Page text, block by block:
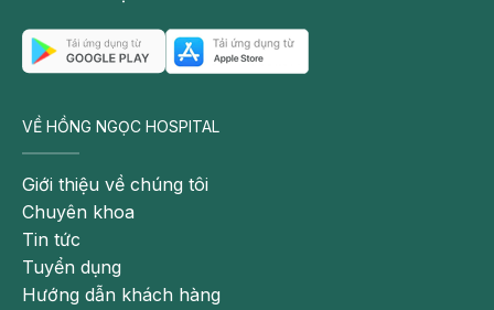
Trải nghiệm không gian thăm khám và điều trị tiêu
chuẩn bệnh viện – khách sạn 5*:
+ Không gian bệnh viện rộng thoáng, hạn chế chờ
đợi
+ Cơ sở vật chất, trang thiết bị y tế hiện đại bậc nhất
+ Phòng lưu viện tiện nghi, sạch sẽ, thoải mái
+ Khám tất cả các ngày trong tuần, không phụ phí
VỀ HỒNG NGỌC HOSPITAL
Giới thiệu về chúng tôi
Chuyên khoa
Tin tức
Tuyển dụng
Hướng dẫn khách hàng